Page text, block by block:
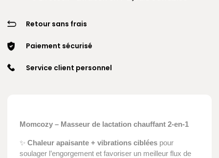
Retour sans frais
Paiement sécurisé
Service client personnel
Momcozy – Masseur de lactation chauffant 2-en-1
✨ Chaleur apaisante + vibrations ciblées pour
soulager l’engorgement et favoriser un meilleur flux de